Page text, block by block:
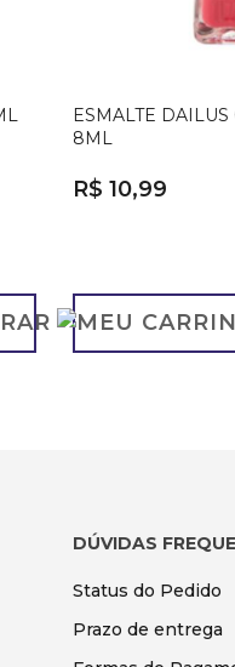
ESMALTE DAILUS
8ML
R$ 10,99
DÚVIDAS
Status do Pedido
Prazo de entrega